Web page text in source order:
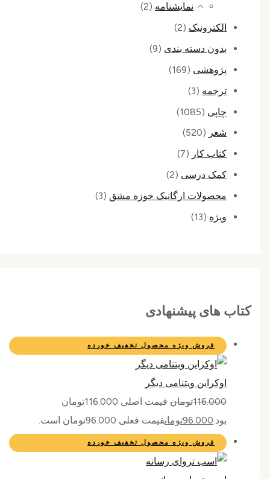
نمایشنامه (2)
الکترونیک (2)
بدون دسته بندی (9)
پژوهشی (169)
ترجمه (3)
چاپی
(1085)
شعر
(520)
کتاب کار (7)
کمک درسی (2)
محصولات ارگانیک حوزه مشق (3)
ویژه
(13)
کتاب های پیشنهادی
فروش ویژه محصول تخفیف خورده
اوکراین ویتنامی دیگر
116.000تومان
قیمت اصلی 116.000تومان
96.000تومانقیمت فعلی 96.000تومان است.
فروش ویژه محصول تخفیف خورده